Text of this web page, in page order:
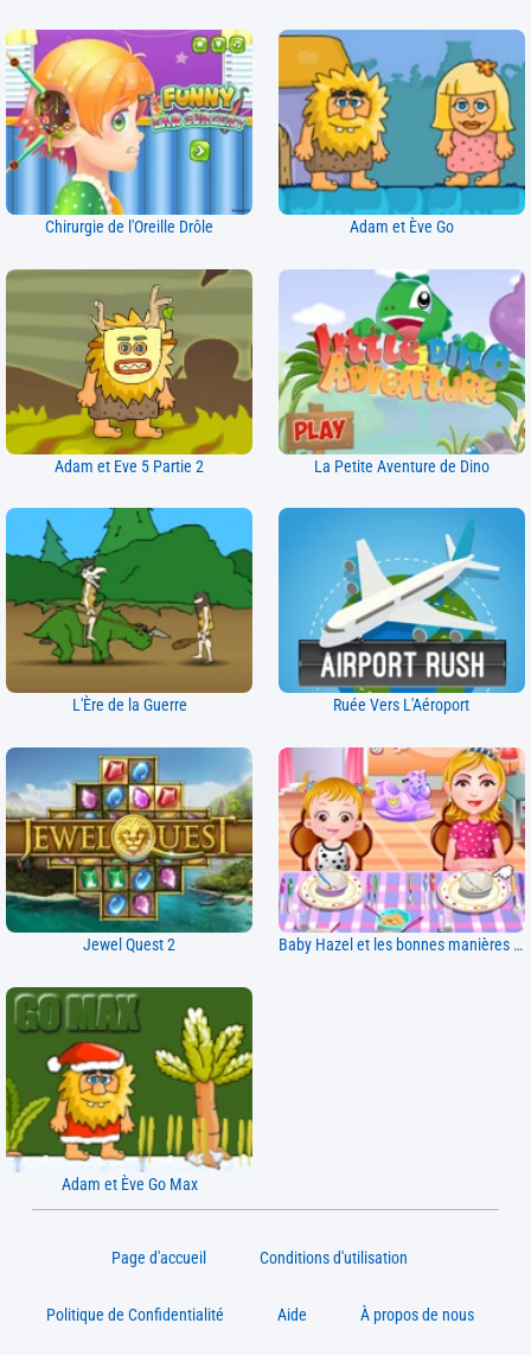
Chirurgie de l'Oreille Drôle Adam et Ève Go
Adam et Eve 5 Partie 2 La Petite Aventure de Dino
L'Ère de la Guerre Ruée Vers L'Aéroport
Jewel Quest 2 Baby Hazel et les bonnes manières à table
Adam et Ève Go Max
Page d'accueil Conditions d'utilisation
Politique de Confidentialité Aide À propos de nous